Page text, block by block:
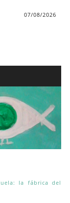
07/08/2026
la fábrica del